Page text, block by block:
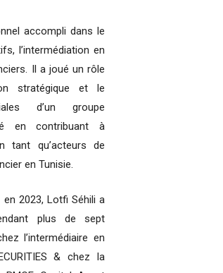
accompli dans le
l’intermédiation en
Il a joué un rôle
stratégique et le
d’un groupe
en contribuant à
tant qu’acteurs de
en Tunisie.
en 2023, Lotfi Séhili a
plus de sept
l’intermédiaire en
& chez la